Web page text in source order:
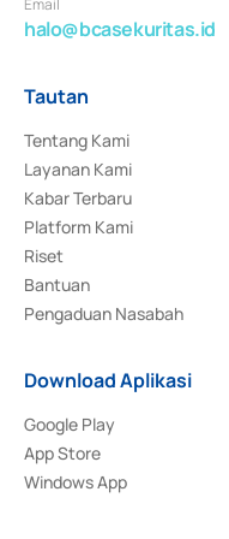
halo@bcasekuritas.id
Tautan
Tentang Kami
Layanan Kami
Kabar Terbaru
Platform Kami
Riset
Bantuan
Pengaduan Nasabah
Download Aplikasi
Google Play
App Store
Windows App